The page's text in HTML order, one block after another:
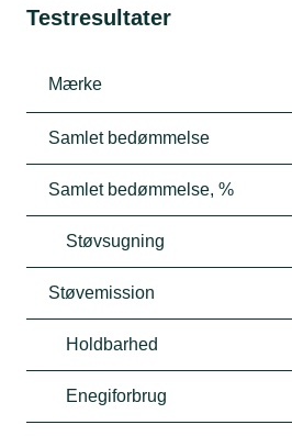
Testresultater
Mærke
Samlet bedømmelse
Samlet bedømmelse, %
Støvsugning
Støvemission
Holdbarhed
Enegiforbrug